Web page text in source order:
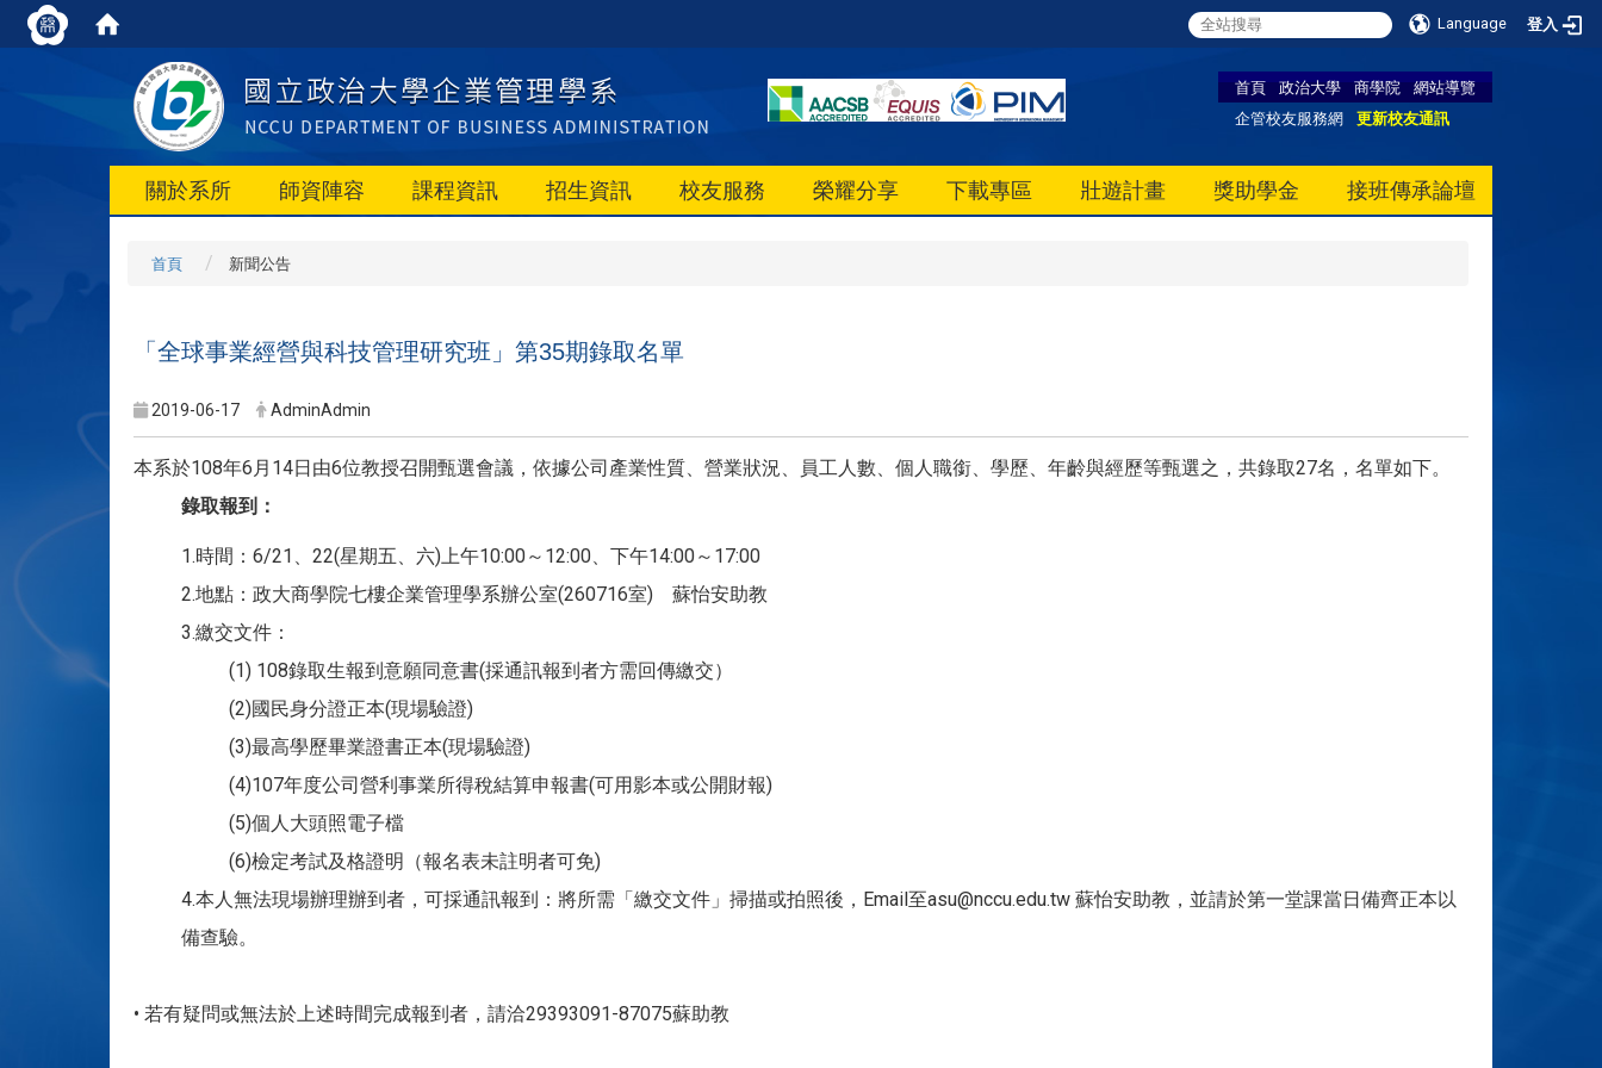
Language 登入
首頁 政治大學 商學院
網站導覽
企管校友服務網
更新校友通訊
關於系所 師資陣容 課程資訊 招生資訊 校友服務 榮耀分享 下載專區 壯遊計畫 獎助學金 接班傳承論壇
首頁 新聞公告
「全球事業經營與科技管理研究班」第35期錄取名單
2019-06-17 AdminAdmin
本系於108年6月14日由6位教授召開甄選會議，依據公司產業性質、營業狀況、員工人數、個人職銜、學歷、年齡與經歷等甄選之，共錄取27名，名單如下。
錄取報到：
1.時間：6/21、22(星期五、六)上午10:00～12:00、下午14:00～17:00
2.地點：政大商學院七樓企業管理學系辦公室(260716室) 蘇怡安助教
3.繳交文件：
(1) 108錄取生報到意願同意書(採通訊報到者方需回傳繳交）
(2)國民身分證正本(現場驗證)
(3)最高學歷畢業證書正本(現場驗證)
(4)107年度公司營利事業所得稅結算申報書(可用影本或公開財報)
(5)個人大頭照電子檔
(6)檢定考試及格證明（報名表未註明者可免)
4.本人無法現場辦理辦到者，可採通訊報到：將所需「繳交文件」掃描或拍照後，Email至asu@nccu.edu.tw 蘇怡安助教，並請於第一堂課當日備齊正本以
備查驗。
• 若有疑問或無法於上述時間完成報到者，請洽29393091-87075蘇助教